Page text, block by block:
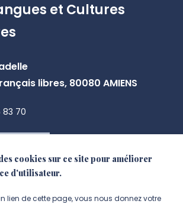
et Cultures
libres, 80080 AMIENS
83 70
cookies sur ce site pour améliorer
d'utilisateur.
lien de cette page, vous nous donnez votre